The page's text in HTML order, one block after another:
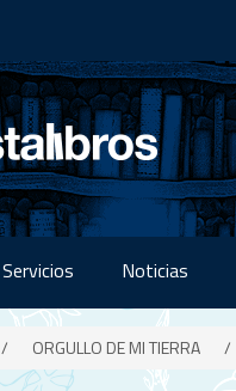
Servicios Noticias
/ ORGULLO DE MI TIERRA /